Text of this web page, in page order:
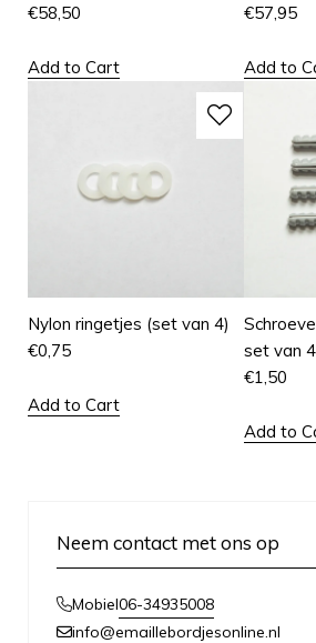
€58,50
Add to Cart
€57,95
Add to
Nylon ringetjes (set van 4)
€0,75
Add to Cart
set van 4
€1,50
Add to
Neem contact met ons op
Mobiel06-34935008
info@emaillebordjesonline.nl